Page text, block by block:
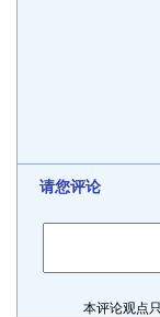
请您
本评论观点只代表